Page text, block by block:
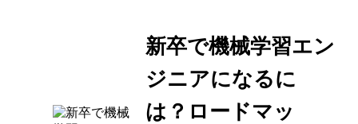
新卒で機械学習エン
ジニアになるに
は？ロードマッ